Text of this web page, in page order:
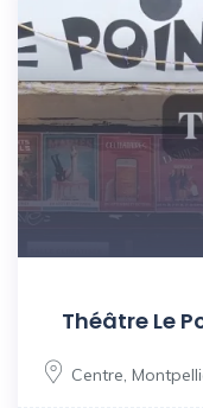
Théâtre Le
Centre,